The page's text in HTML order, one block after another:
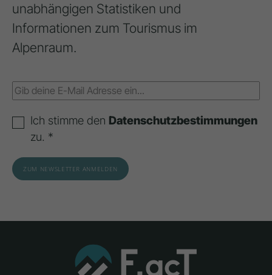
unabhängigen Statistiken und
Informationen zum Tourismus im
Alpenraum.
Ich stimme den Datenschutzbestimmungen
zu. *